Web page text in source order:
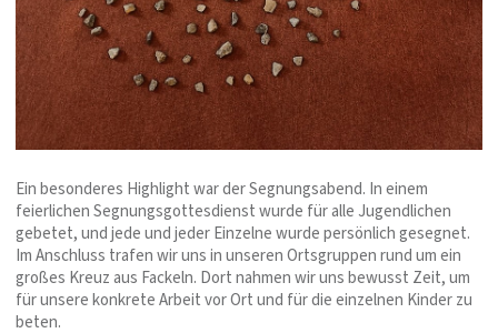
Ein besonderes Highlight war der Segnungsabend. In einem
feierlichen Segnungsgottesdienst wurde für alle Jugendlichen
gebetet, und jede und jeder Einzelne wurde persönlich gesegnet.
Im Anschluss trafen wir uns in unseren Ortsgruppen rund um ein
großes Kreuz aus Fackeln. Dort nahmen wir uns bewusst Zeit, um
für unsere konkrete Arbeit vor Ort und für die einzelnen Kinder zu
beten.